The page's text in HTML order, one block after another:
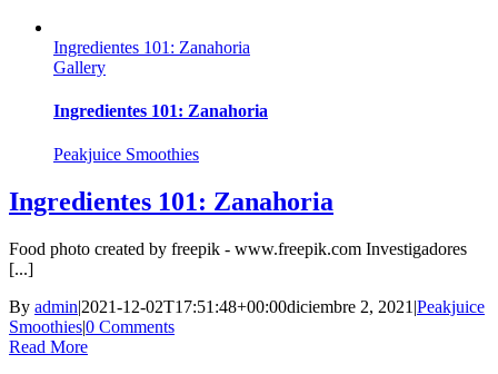
Ingredientes 101: Zanahoria
Gallery
Ingredientes 101: Zanahoria
Peakjuice Smoothies
Ingredientes 101: Zanahoria
Food photo created by freepik - www.freepik.com Investigadores
[...]
By admin|2021-12-02T17:51:48+00:00diciembre 2, 2021 |Peakjuice
Smoothies|0 Comments
Read More